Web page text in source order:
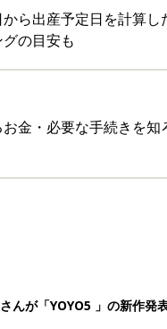
んが「YOYO5 」の新作発表
？